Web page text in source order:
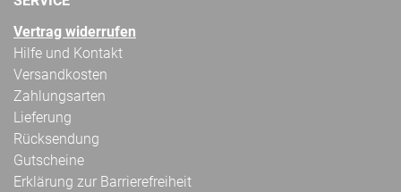
Vertrag widerrufen
Hilfe und Kontakt
Versandkosten
Zahlungsarten
Lieferung
Rücksendung
Gutscheine
Erklärung zur Barrierefreiheit